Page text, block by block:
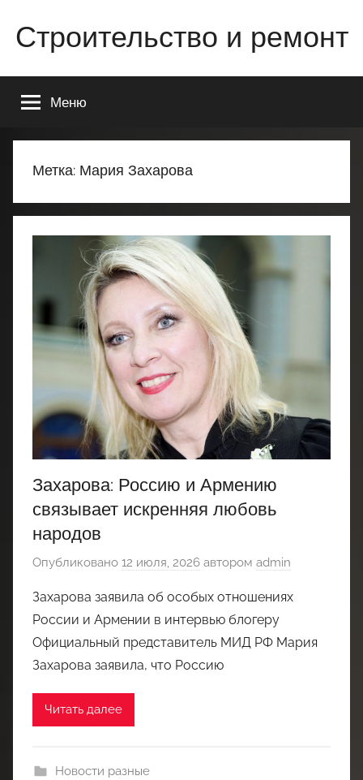
содержимому
Строительство и ремонт
строительстве
ремонте
Вашего
или
Меню
Метка: Мария Захарова
Захарова: Россию и Армению
связывает искренняя любовь
народов
Опубликовано 12 июля, 2026 автором admin
Захарова заявила об особых отношениях
России и Армении в интервью блогеру
Официальный представитель МИД РФ Мария
Захарова заявила, что Россию
Читать далее
Новости разные